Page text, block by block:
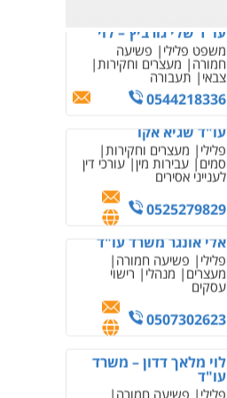
עו"ד אמיר כהן
פלילי מעצרים וחקירות
תעבורה
0537470000
עו"ד ירון גיגי
פלילי צווארון לבן מעצרים
הליכי הסגרה
0522249087
עו"ד רויטל סבג שקד
פלילי פשיעה חמורה
אמצעי לחימה אלימות
עורכי דין לענייני אסירים
עו"ד רועי אטיאס